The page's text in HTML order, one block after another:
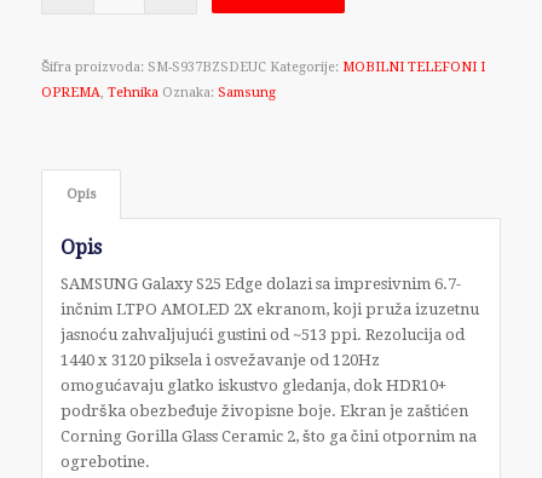
Šifra proizvoda: SM-S937BZSDEUC Kategorije: MOBILNI TELEFONI I
OPREMA, Tehnika Oznaka: Samsung
Opis
Opis
SAMSUNG Galaxy S25 Edge dolazi sa impresivnim 6.7-
inčnim LTPO AMOLED 2X ekranom, koji pruža izuzetnu
jasnoću zahvaljujući gustini od ~513 ppi. Rezolucija od
1440 x 3120 piksela i osvežavanje od 120Hz
omogućavaju glatko iskustvo gledanja, dok HDR10+
podrška obezbeđuje živopisne boje. Ekran je zaštićen
Corning Gorilla Glass Ceramic 2, što ga čini otpornim na
ogrebotine.